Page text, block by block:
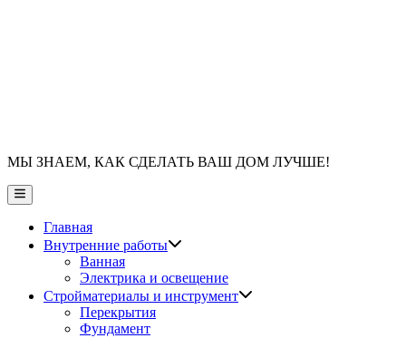
МЫ ЗНАЕМ, КАК СДЕЛАТЬ ВАШ ДОМ ЛУЧШЕ!
Главное
меню
Главная
Внутренние работы
Ванная
Электрика и освещение
Стройматериалы и инструмент
Перекрытия
Фундамент